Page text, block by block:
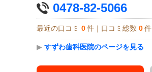
0478-82-5066
最近の口コミ 0 件｜口コミ総数 0 件
▶ すずわ歯科医院のページを見る